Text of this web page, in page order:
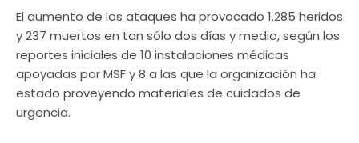
El aumento de los ataques ha provocado 1.285 heridos
y 237 muertos en tan sólo dos días y medio, según los
reportes iniciales de 10 instalaciones médicas
apoyadas por MSF y 8 a las que la organización ha
estado proveyendo materiales de cuidados de
urgencia.